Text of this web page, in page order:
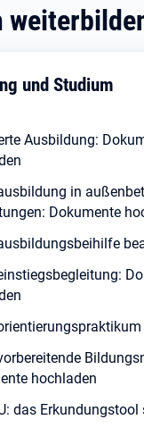
und Studium
Ausbildung:
in
Dokumente
hochladen
das Erkundungstool